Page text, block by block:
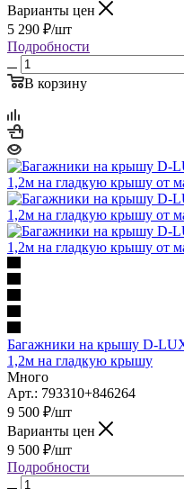
Варианты цен
5 290 ₽/шт
Подробности
В корзину
Багажники на крышу D-
1,2м на гладкую крышу
Много
Арт.: 793310+846264
9 500 ₽/шт
Варианты цен
9 500 ₽/шт
Подробности